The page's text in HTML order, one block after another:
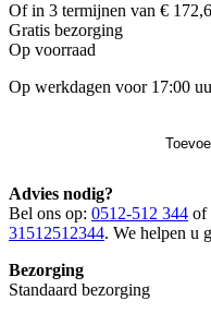
Of in 3 termijnen van €
Gratis bezorging
Op voorraad
Op werkdagen voor 17:00
Advies nodig?
Bel ons op: 0512-512 344 of
31512512344. We helpen u
Bezorging
Standaard bezorging